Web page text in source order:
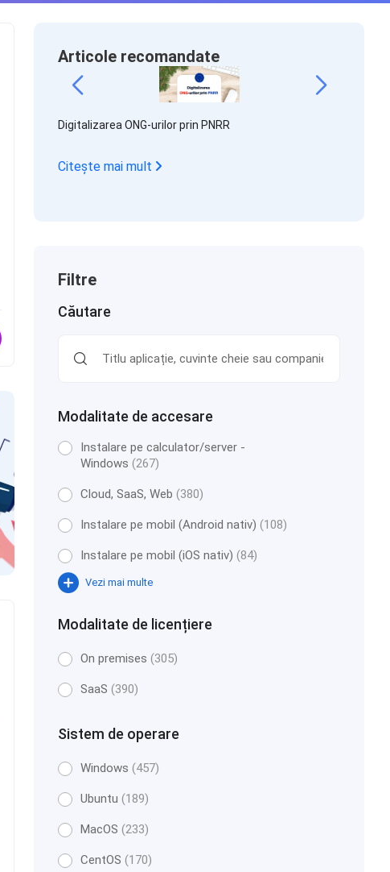
Articole recomandate
Digitalizarea ONG-urilor prin PNRR
Citește mai mult
Filtre
Căutare
Modalitate de accesare
Instalare pe calculator/server -
Windows(267)
Cloud, SaaS, Web(380)
Instalare pe mobil (Android nativ)(108)
Instalare pe mobil (iOS nativ)(84)
Vezi mai multe
Modalitate de licențiere
On premises(305)
SaaS(390)
Sistem de operare
Windows(457)
Ubuntu(189)
MacOS(233)
CentOS(170)